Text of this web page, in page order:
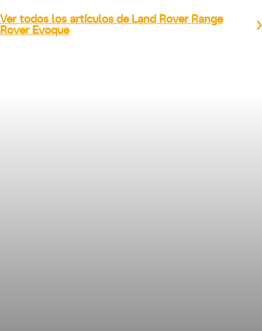
Ver todos los artículos de Land Rover Range
Rover Evoque